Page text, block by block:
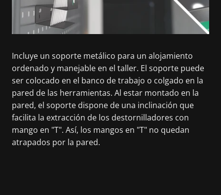
Incluye un soporte metálico para un alojamiento
ordenado y manejable en el taller. El soporte puede
ser colocado en el banco de trabajo o colgado en la
pared de las herramientas. Al estar montado en la
pared, el soporte dispone de una inclinación que
facilita la extracción de los destornilladores con
mango en "T". Así, los mangos en "T" no quedan
atrapados por la pared.